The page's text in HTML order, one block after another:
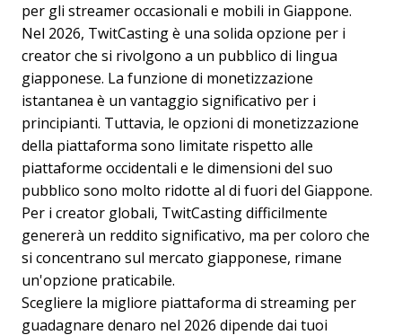
per gli streamer occasionali e mobili in Giappone.
Nel 2026, TwitCasting è una solida opzione per i
creator che si rivolgono a un pubblico di lingua
giapponese. La funzione di monetizzazione
istantanea è un vantaggio significativo per i
principianti. Tuttavia, le opzioni di monetizzazione
della piattaforma sono limitate rispetto alle
piattaforme occidentali e le dimensioni del suo
pubblico sono molto ridotte al di fuori del Giappone.
Per i creator globali, TwitCasting difficilmente
genererà un reddito significativo, ma per coloro che
si concentrano sul mercato giapponese, rimane
un'opzione praticabile.
Scegliere la migliore piattaforma di streaming per
guadagnare denaro nel 2026 dipende dai tuoi